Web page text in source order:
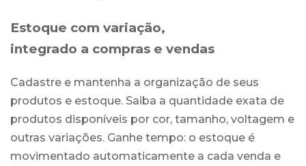
Estoque com variação,
integrado a compras e vendas
Cadastre e mantenha a organização de seus
produtos e estoque. Saiba a quantidade exata de
produtos disponíveis por cor, tamanho, voltagem e
outras variações. Ganhe tempo: o estoque é
movimentado automaticamente a cada venda e